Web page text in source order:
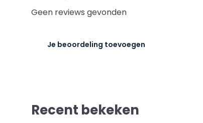
Geen reviews gevonden
Je beoordeling toevoegen
Recent bekeken